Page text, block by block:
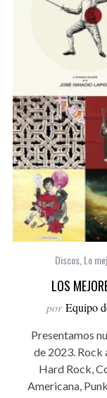
Discos, Lo
LOS
por Equipo
Presentamos
de 2023. Rock
Hard Rock,
Americana,